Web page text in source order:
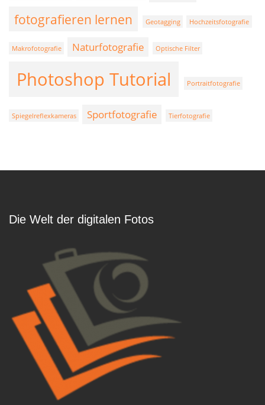
fotografieren lernen Geotagging Hochzeitsfotografie
Makrofotografie Naturfotografie Optische Filter
Photoshop Tutorial Portraitfotografie
Spiegelreflexkameras Sportfotografie Tierfotografie
Die Welt der digitalen Fotos